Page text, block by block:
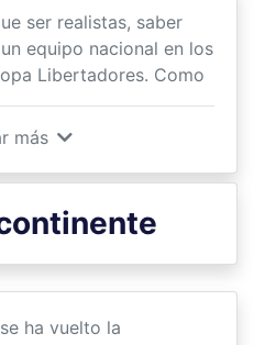
ser realistas, saber
equipo nacional en los
Libertadores. Como
años, los equipos
el tercer puesto en la
deposite en los
pronósticos deportivos
ha vuelto la